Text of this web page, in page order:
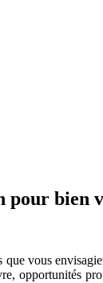
bien
vous
opportunités